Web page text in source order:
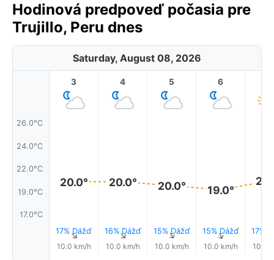
Hodinová predpoveď počasia pre
Trujillo, Peru dnes
Saturday, August 08, 2026
26.0°C
24.0°C
22.0°C
19.0°C
17.0°C
3
20.0°
17% Dážď
↑
10.0 km/h
4
20.0°
16% Dážď
↑
10.0 km/h
5
20.0°
15% Dážď
↑
10.0 km/h
6
19.0°
15% Dážď
↑
10.0 km/h
17%
10.0